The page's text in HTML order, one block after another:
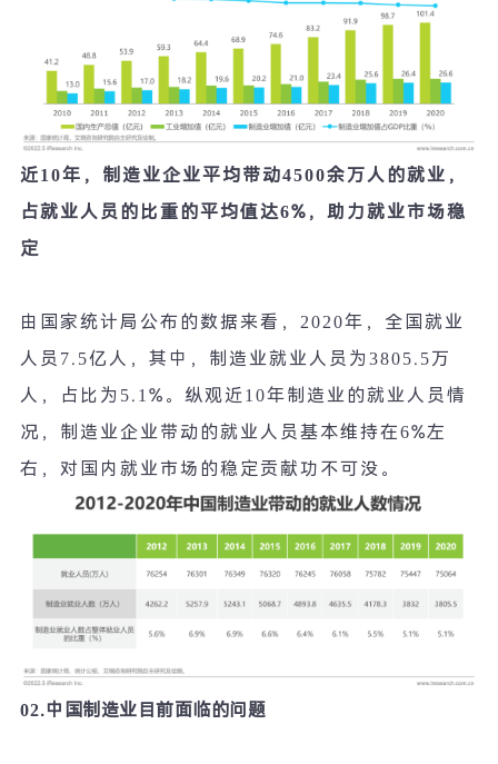
近10年，制造业企业平均带动4500余万人的就业，
占就业人员的比重的平均值达6% ，助力就业市场稳
定
由国家统计局公布的数据来看， 2020年，全国就业
人员 7.5亿人，其中，制造业就业人员为 3805.5万
人，占比为 5.1% 。纵观近 10年制造业的就业人员情
况，制造业企业带动的就业人员基本维持在6%左
右，对国内就业市场的稳定贡献功不可没。
02.中国制造业目前面临的问题